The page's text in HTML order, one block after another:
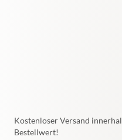
Kostenloser Versand
Bestellwert!